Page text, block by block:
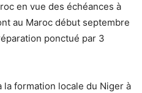
en vue des échéances à
au Maroc début septembre
ponctué par 3
formation locale du Niger à